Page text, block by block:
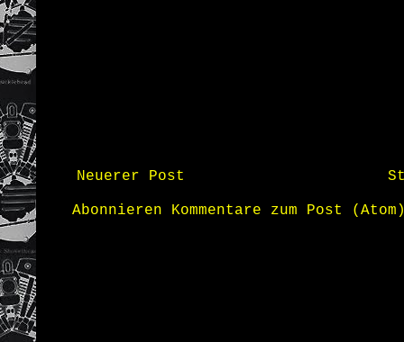
Neuerer Post
Abonnieren Kommentare zum Post